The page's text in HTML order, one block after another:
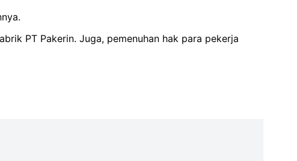
PT Pakerin. Juga, pemenuhan hak para pekerja